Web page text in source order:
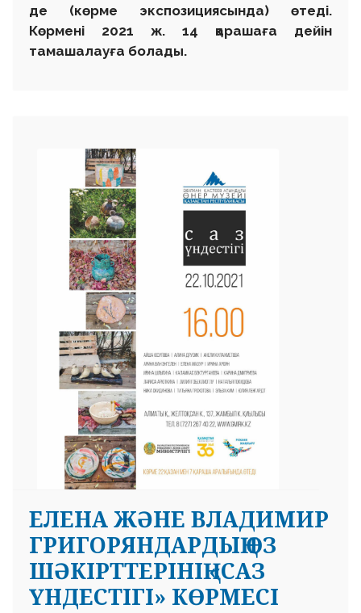
де (көрме экспозициясында) өтеді.
Көрмені 2021 ж. 14 қарашаға дейін
тамашалауға болады.
ЕЛЕНА ЖӘНЕ ВЛАДИМИР
ГРИГОРЯНДАРДЫҢ ӨЗ
ШӘКІРТТЕРІНІҢ «САЗ
ҮНДЕСТІГІ» КӨРМЕСІ